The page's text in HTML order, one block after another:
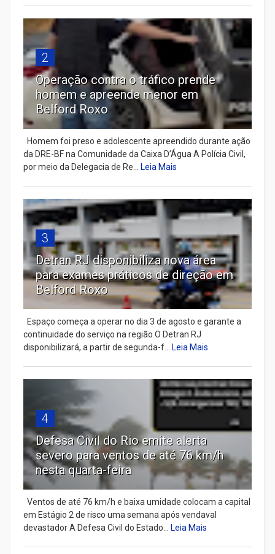
2
Operação contra o tráfico prende
homem e apreende menor em
Belford Roxo
Homem foi preso e adolescente apreendido durante ação
da DRE-BF na Comunidade da Caixa D’Água A Polícia Civil,
por meio da Delegacia de Re...
Leia Mais
3
Detran RJ disponibiliza nova área
para exames práticos de direção em
Belford Roxo
Espaço começa a operar no dia 3 de agosto e garante a
continuidade do serviço na região O Detran RJ
disponibilizará, a partir de segunda-f...
Leia Mais
4
Defesa Civil do Rio emite alerta
severo para ventos de até 76 km/h
nesta quarta-feira
Ventos de até 76 km/h e baixa umidade colocam a capital
em Estágio 2 de risco uma semana após vendaval
devastador A Defesa Civil do Estado...
Leia Mais